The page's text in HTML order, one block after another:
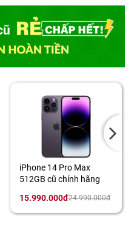
14 Pro Max
cũ chính hãng
24.990.000đ